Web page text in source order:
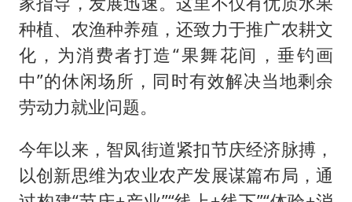
种植、农渔种养殖，还致力于推广农耕文
化，为消费者打造“果舞花间，垂钓画
中”的休闲场所，同时有效解决当地剩余
劳动力就业问题。
今年以来，智凤街道紧扣节庆经济脉搏，
以创新思维为农业农产发展谋篇布局，通